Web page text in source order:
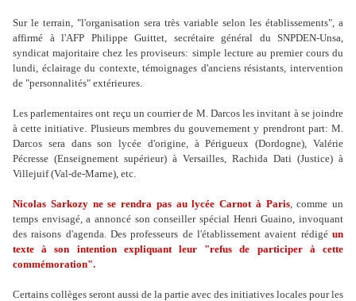
Sur le terrain, "l'organisation sera très variable selon les établissements", a
affirmé à l'AFP Philippe Guittet, secrétaire général du SNPDEN-Unsa,
syndicat majoritaire chez les proviseurs: simple lecture au premier cours du
lundi, éclairage du contexte, témoignages d'anciens résistants, intervention
de "personnalités" extérieures.
Les parlementaires ont reçu un courrier de M. Darcos les invitant à se joindre
à cette initiative. Plusieurs membres du gouvernement y prendront part: M.
Darcos sera dans son lycée d'origine, à Périgueux (Dordogne), Valérie
Pécresse (Enseignement supérieur) à Versailles, Rachida Dati (Justice) à
Villejuif (Val-de-Marne), etc.
Nicolas Sarkozy ne se rendra pas au lycée Carnot à Paris, comme un
temps envisagé, a annoncé son conseiller spécial Henri Guaino, invoquant
des raisons d'agenda. Des professeurs de l'établissement avaient rédigé un
texte à son intention expliquant leur "refus de participer à cette
commémoration".
Certains collèges seront aussi de la partie avec des initiatives locales pour les